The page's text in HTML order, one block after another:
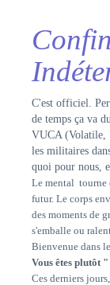
C'est officiel.
de temps ça va
VUCA (Volatile,
les militaires
quoi pour nous,
Le mental tourne
futur. Le corps
des moments de
s'emballe ou
Bienvenue dans
Vous êtes plutôt
Ces derniers